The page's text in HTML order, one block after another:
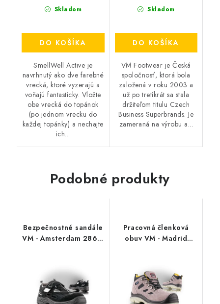
Skladom
DO KOŠÍKA
SmellWell Active je
navrhnutý ako dve farebné
vrecká, ktoré vyzerajú a
voňajú fantasticky. Vložte
obe vrecká do topánok
(po jednom vrecku do
každej topánky) a nechajte
ich...
Skladom
DO KOŠÍKA
VM Footwear je Česká
spoločnosť, ktorá bola
založená v roku 2003 a
už po tretíkrát sa stala
držiteľom titulu Czech
Business Superbrands. Je
zameraná na výrobu a...
Podobné produkty
Bezpečnostné sandále
VM - Amsterdam 2865-
Pracovná členková
obuv VM - Madrid